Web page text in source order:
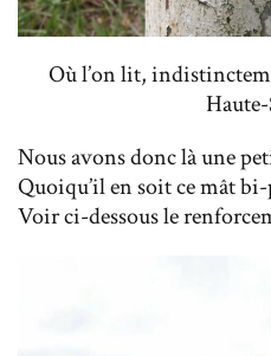
Où l’on lit,
Nous avons donc là une
Quoiqu’il en soit ce mât
Voir ci-dessous le